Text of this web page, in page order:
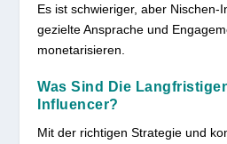
Es ist schwieriger, aber Nischen-
gezielte Ansprache und
monetarisieren.
Was Sind Die
Influencer?
Mit der richtigen Strategie und